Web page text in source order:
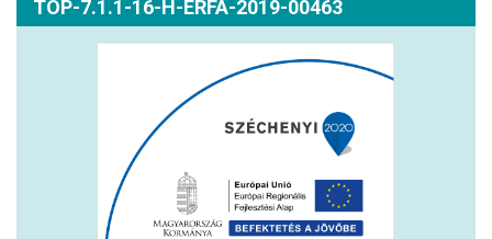
TOP-7.1.1-16-H-ERFA-2019-00463